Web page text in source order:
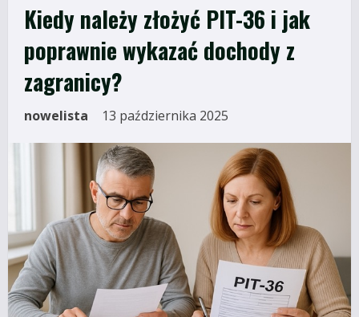
Kiedy należy złożyć PIT-36 i jak
poprawnie wykazać dochody z
zagranicy?
nowelista 13 października 2025